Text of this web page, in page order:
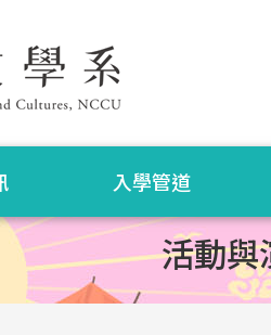
入學管道
活動與